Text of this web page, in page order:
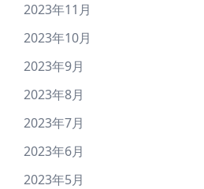
2023年11月
2023年10月
2023年9月
2023年8月
2023年7月
2023年6月
2023年5月